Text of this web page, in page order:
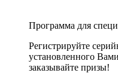
Программа для
Регистрируйте
установленного
заказывайте призы!